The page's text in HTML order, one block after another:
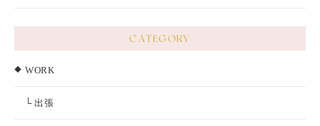
CATEGORY
WORK
└ 出張